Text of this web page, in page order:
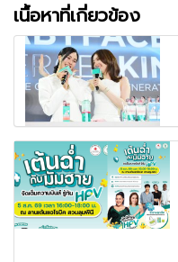
เนื้อหาที่เกี่ยวข้อง